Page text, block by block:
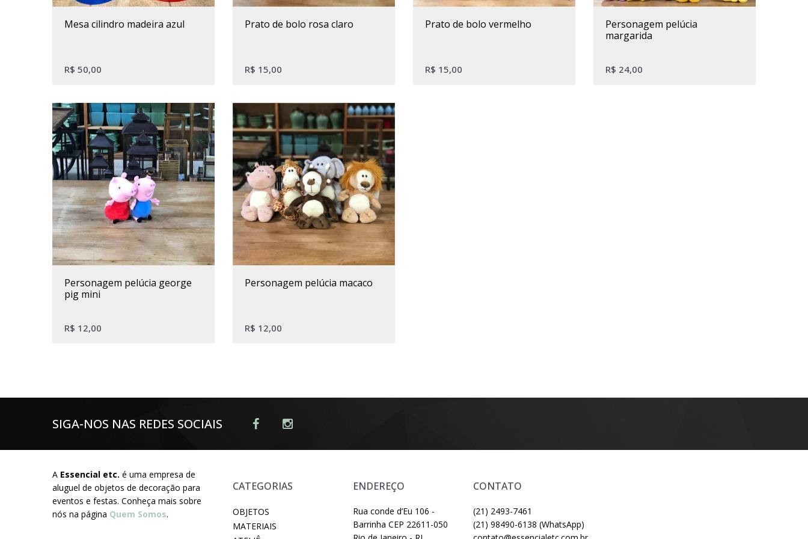
mesa cilindro madeira azul
R$ 50,00
prato de bolo rosa claro
R$ 15,00
prato de bolo vermelho
R$ 15,00
personagem pelúcia
margarida
R$ 24,00
personagem pelúcia george
pig mini
R$ 12,00
personagem pelúcia macaco
R$ 12,00
SIGA-NOS NAS REDES SOCIAIS
A Essencial etc. é uma empresa de
aluguel de objetos de decoração para
eventos e festas. Conheça mais sobre
nós na página Quem Somos.
CATEGORIAS
OBJETOS
MATERIAIS
ENDEREÇO
Rua conde d’Eu 106 -
Barrinha CEP 22611-050
CONTATO
(21) 2493-7461
(21) 98490-6138 (WhatsApp)